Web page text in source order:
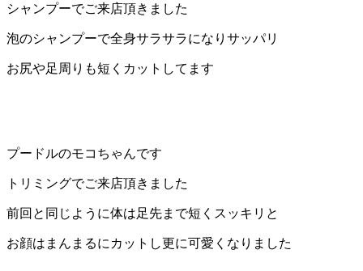
ッ
ト
ン・
ペ
ッ
シャンプーでご来店頂きました
泡のシャンプーで全身サラサラになりサッパリ
お尻や足周りも短くカットしてます
プードルのモコちゃんです
トリミングでご来店頂きました
前回と同じように体は足先まで短くスッキリと
お顔はまんまるにカットし更に可愛くなりました